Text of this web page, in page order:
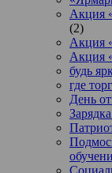
Акция
(2)
Акция
Акция
будь
где
День